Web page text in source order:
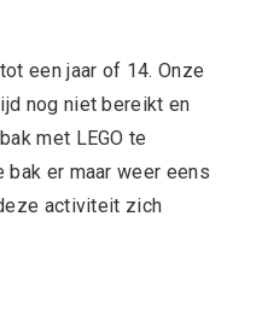
een jaar of 14. Onze
nog niet bereikt en
met LEGO te
er maar weer eens
activiteit zich